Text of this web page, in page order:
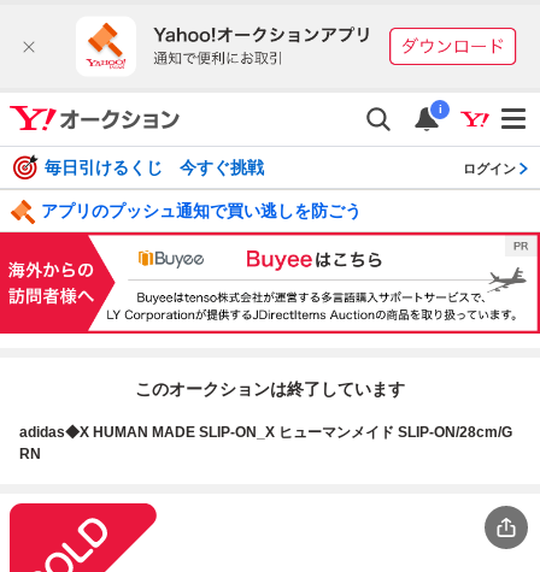
i
毎日引けるくじ 今すぐ挑戦 ログイン
アプリのプッシュ通知で買い逃しを防ごう
このオークションは終了しています
adidas◆X HUMAN MADE SLIP-ON_X ヒューマンメイド SLIP-ON/28cm/G
RN